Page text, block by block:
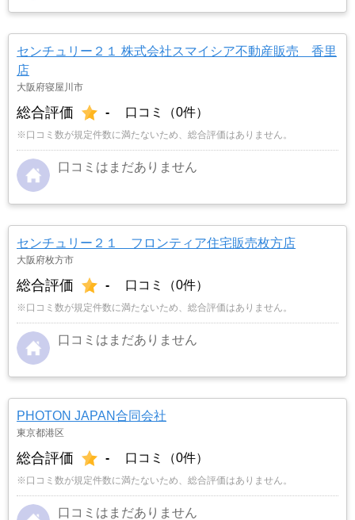
センチュリー２１ 株式会社スマイシア不動産販売 香里
店
大阪府寝屋川市
総合評価 - 口コミ（0件）
※口コミ数が規定件数に満たないため、総合評価はありません。
口コミはまだありません
センチュリー２１ フロンティア住宅販売枚方店
大阪府枚方市
総合評価 - 口コミ（0件）
※口コミ数が規定件数に満たないため、総合評価はありません。
口コミはまだありません
PHOTON JAPAN合同会社
東京都港区
総合評価 - 口コミ（0件）
※口コミ数が規定件数に満たないため、総合評価はありません。
口コミはまだありません